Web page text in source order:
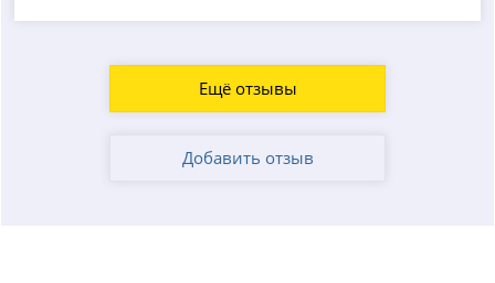
Ещё отзывы
Добавить отзыв